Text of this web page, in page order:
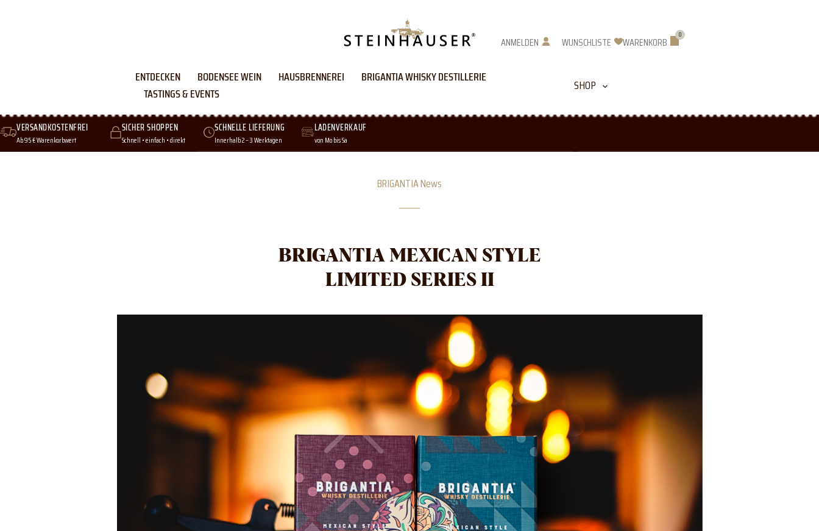
ANMELDEN WUNSCHLISTE WARENKORB
0
Warenkorb
ENTDECKEN BODENSEE WEIN HAUSBRENNEREI
BRIGANTIA WHISKY DESTILLERIE
TASTINGS & EVENTS
SHOP
VERSANDKOSTENFREI
Ab 95 € Warenkorbwert
SICHER SHOPPEN
Schnell • einfach • direkt
SCHNELLE LIEFERUNG
Innerhalb 2 – 3 Werktagen
LADENVERKAUF
von Mo bis Sa
BRIGANTIA News
BRIGANTIA MEXICAN STYLE
LIMITED SERIES II